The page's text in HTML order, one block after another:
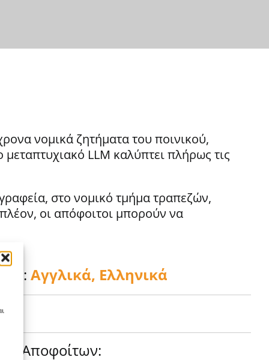
νομικά ζητήματα του ποινικού,
μεταπτυχιακό LLM καλύπτει πλήρως τις
στο νομικό τμήμα τραπεζών,
οι απόφοιτοι μπορούν να
Αγγλικά, Ελληνικά
Αποφοίτων: